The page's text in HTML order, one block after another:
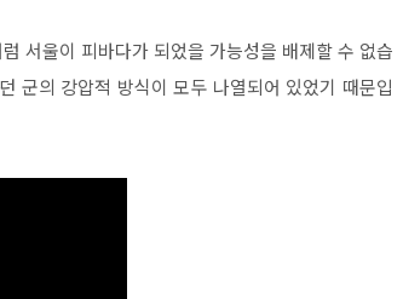
서울이 피바다가 되었을 가능성을 배제할 수 없습
군의 강압적 방식이 모두 나열되어 있었기 때문입